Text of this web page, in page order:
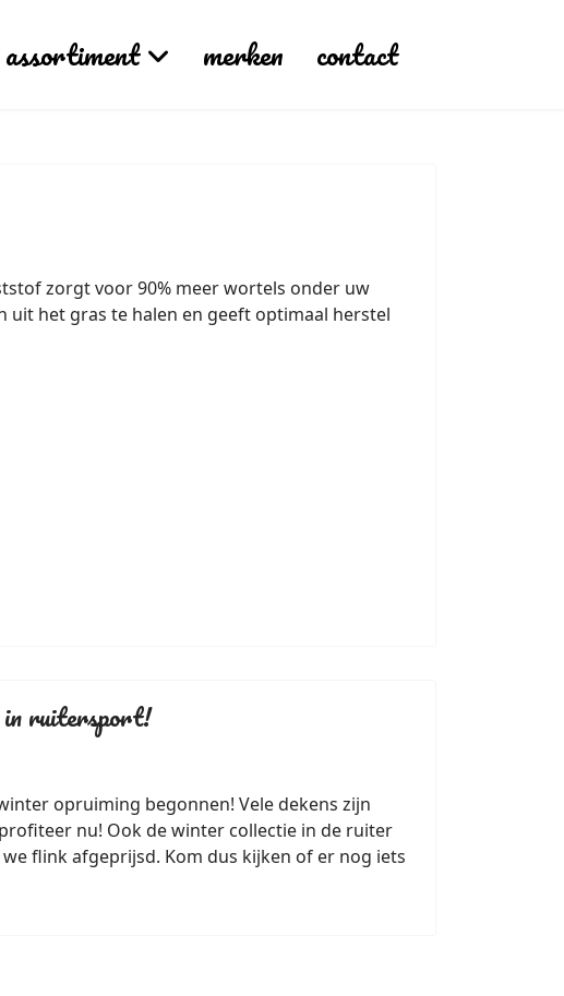
assortiment merken contact
zorgt voor 90% meer wortels onder uw
uit het gras te halen en geeft optimaal herstel
ruitersport!
opruiming begonnen! Vele dekens zijn
nu! Ook de winter collectie in de ruiter
flink afgeprijsd. Kom dus kijken of er nog iets